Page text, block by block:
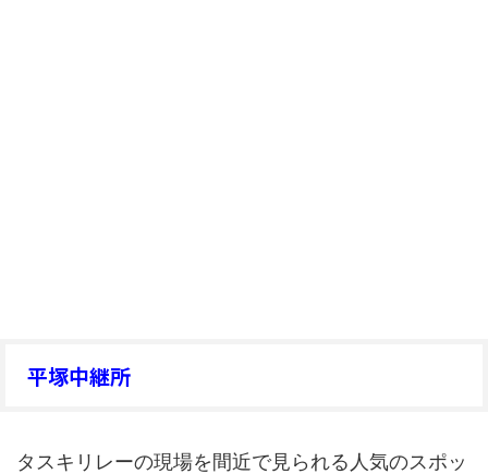
平塚中継所
タスキリレーの現場を間近で見られる人気のスポッ